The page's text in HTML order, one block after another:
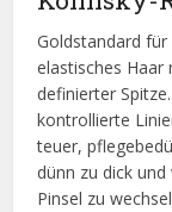
Goldstandard für
elastisches Haar
definierter
kontrollierte
teuer,
dünn zu dick
Pinsel zu